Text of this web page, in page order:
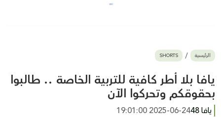
بيع وشراء
أخبار القدس
وفيات
المزيد
ارسل خبر
الرئيسية SHORTS
يافا بلا أطر كافية للتربية الخاصة .. طالبوا
بحقوقكم وتحركوا الآن
يافا 48
2025-06-24 19:01:00